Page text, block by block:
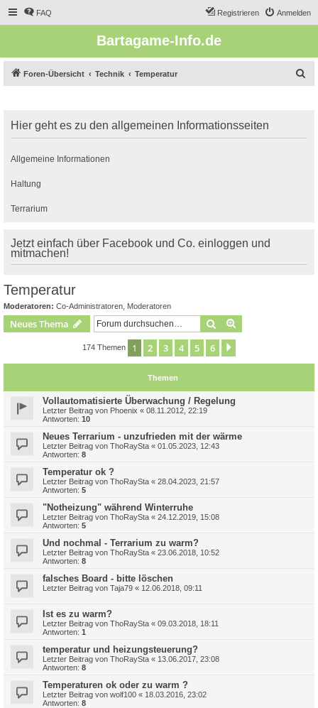
FAQ Anmelden
Registrieren
Bartagame-Info.de
Foren-Übersicht Technik Temperatur
e
Hier geht es zu den allgemeinen Informationsseiten
Allgemeine Informationen
Haltung
Terrarium
Jetzt einfach über Facebook und Co. einloggen und
mitmachen!
Temperatur
Moderatoren: Co-Administratoren Moderatoren
Neues Thema Suche
174 Themen 1 2 3 4 5 6
Themen
Vollautomatisierte Überwachung / Regelung
Letzter Beitrag von Phoenix « 08.11.2012, 22:19
Antworten: 10
Neues Terrarium - unzufrieden mit der wärme
Letzter Beitrag von ThoRaySta « 01.05.2023, 12:43
Antworten: 8
Temperatur ok ?
Letzter Beitrag von ThoRaySta « 28.04.2023, 21:57
Antworten: 5
"Notheizung" während Winterruhe
Letzter Beitrag von ThoRaySta « 24.12.2019, 15:08
Antworten: 5
Und nochmal - Terrarium zu warm?
Letzter Beitrag von ThoRaySta « 23.06.2018, 10:52
Antworten: 8
falsches Board - bitte löschen
Letzter Beitrag von Taja79 « 12.06.2018, 09:11
Ist es zu warm?
Letzter Beitrag von ThoRaySta « 09.03.2018, 18:11
Antworten: 1
temperatur und heizungsteuerung?
Letzter Beitrag von ThoRaySta « 13.06.2017, 23:08
Antworten: 8
Temperaturen ok oder zu warm ?
Letzter Beitrag von wolf100 « 18.03.2016, 23:02
Antworten: 8